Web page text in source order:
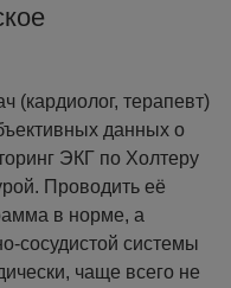
(кардиолог, терапевт)
данных о
ЭКГ по Холтеру
Проводить её
в норме, а
сосудистой системы
чаще всего не